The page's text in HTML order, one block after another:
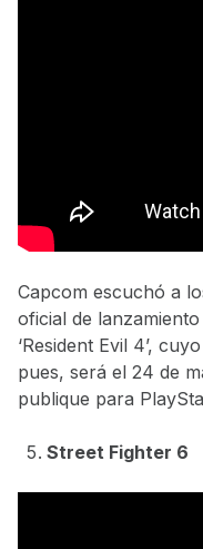
Capcom escuchó a
oficial de
‘Resident Evil 4’,
pues, será el 24 de
publique para
Street Fighter 6